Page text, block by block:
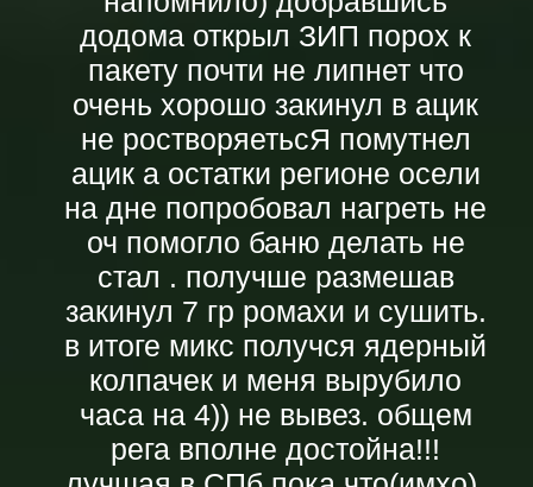
додома открыл ЗИП порох к
пакету почти не липнет что
очень хорошо закинул в ацик
не ростворяетьсЯ помутнел
ацик а остатки регионе осели
на дне попробовал нагреть не
оч помогло баню делать не
стал . получше размешав
закинул 7 гр ромахи и сушить.
в итоге микс получся ядерный
колпачек и меня вырубило
часа на 4)) не вывез. общем
рега вполне достойна!!!